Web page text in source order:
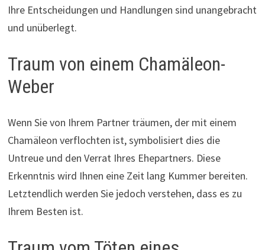
Ihre Entscheidungen und Handlungen sind unangebracht
und unüberlegt.
Traum von einem Chamäleon-
Weber
Wenn Sie von Ihrem Partner träumen, der mit einem
Chamäleon verflochten ist, symbolisiert dies die
Untreue und den Verrat Ihres Ehepartners. Diese
Erkenntnis wird Ihnen eine Zeit lang Kummer bereiten.
Letztendlich werden Sie jedoch verstehen, dass es zu
Ihrem Besten ist.